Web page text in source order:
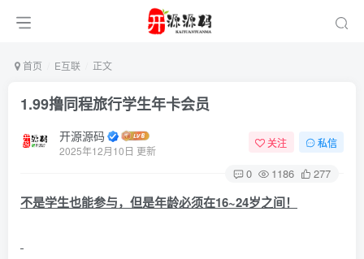
首页 E互联 正文
1.99撸同程旅行学生年卡会员
开源源码
2025年12月10日 更新
关注 私信
0 1186 277
不是学生也能参与，但是年龄必须在16~24岁之间！